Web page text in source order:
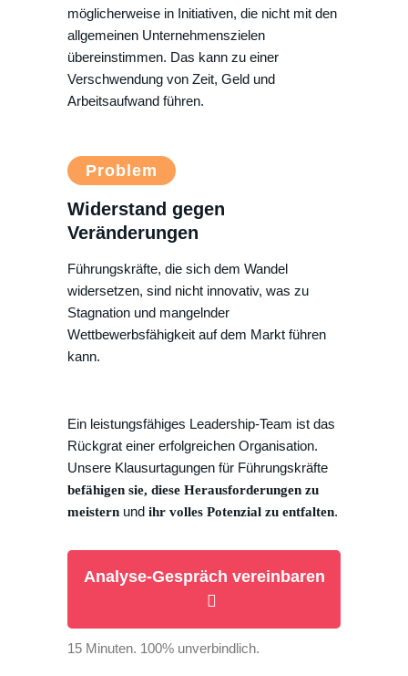
möglicherweise in Initiativen, die nicht mit den
allgemeinen Unternehmenszielen
übereinstimmen. Das kann zu einer
Verschwendung von Zeit, Geld und
Arbeitsaufwand führen.
Problem
Widerstand gegen
Veränderungen
Führungskräfte, die sich dem Wandel
widersetzen, sind nicht innovativ, was zu
Stagnation und mangelnder
Wettbewerbsfähigkeit auf dem Markt führen
kann.
Ein leistungsfähiges Leadership-Team ist das
Rückgrat einer erfolgreichen Organisation.
Unsere Klausurtagungen für Führungskräfte
befähigen sie, diese Herausforderungen zu
meistern und ihr volles Potenzial zu entfalten.
Analyse-Gespräch vereinbaren
15 Minuten. 100% unverbindlich.